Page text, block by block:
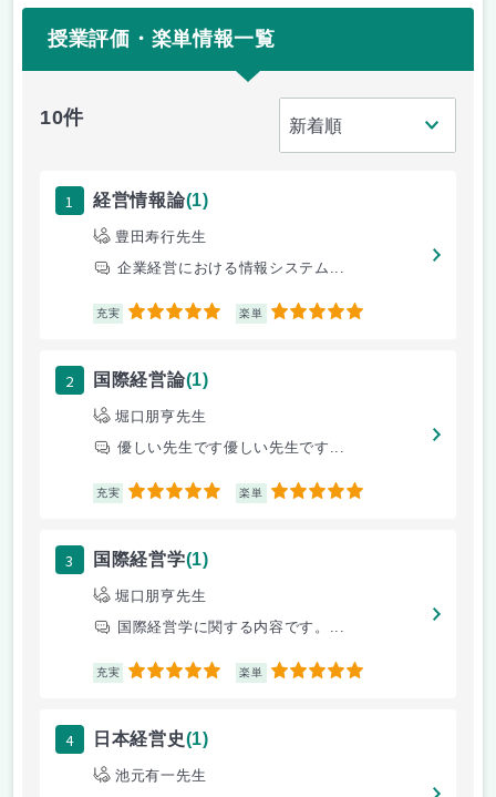
授業評価・楽単情報一覧
10件
1 経営情報論(1)
豊田寿行先生
企業経営における情報システム...
充実 5 楽単 5
2 国際経営論(1)
堀口朋亨先生
優しい先生です優しい先生です...
充実 5 楽単 5
3 国際経営学(1)
堀口朋亨先生
国際経営学に関する内容です。...
充実 5 楽単 5
4 日本経営史(1)
池元有一先生